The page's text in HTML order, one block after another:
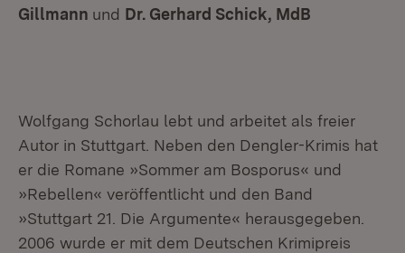
Gillmann und Dr. Gerhard Schick, MdB
Wolfgang Schorlau lebt und arbeitet als freier
Autor in Stuttgart. Neben den Dengler-Krimis hat
er die Romane »Sommer am Bosporus« und
»Rebellen« veröffentlicht und den Band
»Stuttgart 21. Die Argumente« herausgegeben.
2006 wurde er mit dem Deutschen Krimipreis